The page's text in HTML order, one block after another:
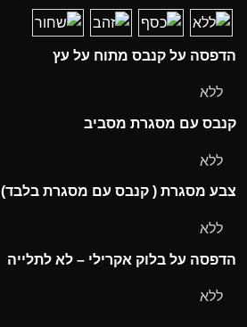
הדפסה על קנבס מתוח על עץ
קנבס עם מסגרת מסביב
צבע מסגרת ( קנבס עם מסגרת בלבד)
הדפסה על בלוק אקרילי – לא לתלייה